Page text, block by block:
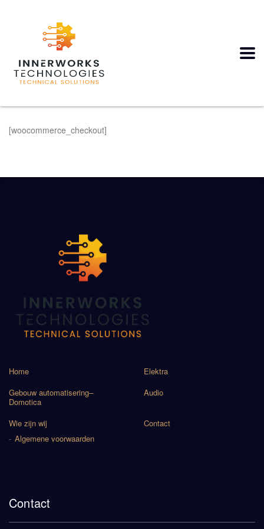
[woocommerce_checkout]
Home
Elektra
Gebouw automatisering–
Domotica
Audio
Wie zijn wij
Algemene voorwaarden
Contact
Contact